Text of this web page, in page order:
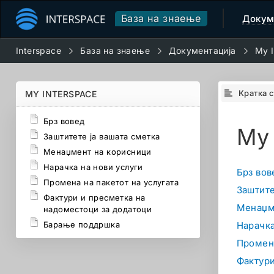
База на знаење
Interspace База на знаење Документација My
MY INTERSPACE
Брз вовед
Заштитете ја вашата сметка
Менаџмент на корисници
Нарачка на нови услуги
Промена на пакетот на услугата
Фактури и пресметка на
надоместоци за додатоци
Барање поддршка
Кратка
Брз